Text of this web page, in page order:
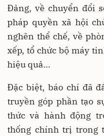
Đảng, về chuyển đổi
pháp quyền xã hội
nghẽn thể chế, về
xếp, tổ chức bộ máy
hiệu quả…
Đặc biệt, báo chí đã
truyền góp phần tạo
thức và hành động
thống chính trị trong